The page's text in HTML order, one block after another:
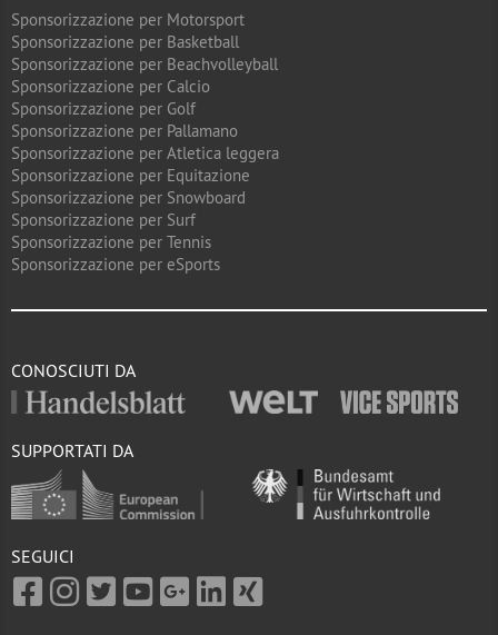
Sponsorizzazione per Motorsport
Sponsorizzazione per Basketball
Sponsorizzazione per Beachvolleyball
Sponsorizzazione per Calcio
Sponsorizzazione per Golf
Sponsorizzazione per Pallamano
Sponsorizzazione per Atletica leggera
Sponsorizzazione per Equitazione
Sponsorizzazione per Snowboard
Sponsorizzazione per Surf
Sponsorizzazione per Tennis
Sponsorizzazione per eSports
CONOSCIUTI DA
SUPPORTATI DA
SEGUICI